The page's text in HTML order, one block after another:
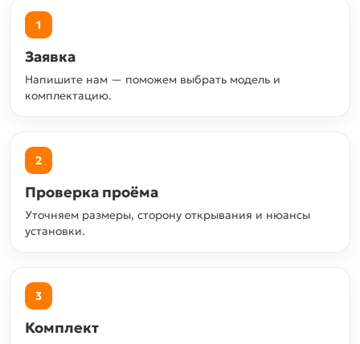
1
Заявка
Напишите нам — поможем выбрать модель и
комплектацию.
2
Проверка проёма
Уточняем размеры, сторону открывания и нюансы
установки.
3
Комплект